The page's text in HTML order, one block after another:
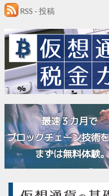
RSS - 投稿